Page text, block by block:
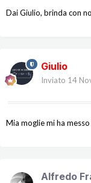
Dai Giulio, brinda con
Giulio
Inviato 14
Mia moglie mi ha
Alfredo